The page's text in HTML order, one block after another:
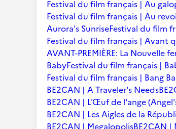
Festival du film français | Au
Festival du film français | Au
Aurora's SunriseFestival du film
Festival du film français | Avant
AVANT-PREMIÈRE: La Nouvelle
BabyFestival du film français |
Festival du film français | Bang
BE2CAN | A Traveler's Needs
BE2CAN | L'Œuf de l'ange
BE2CAN | Les Aigles de la
BE2CAN | MegalopolisBE2CAN |